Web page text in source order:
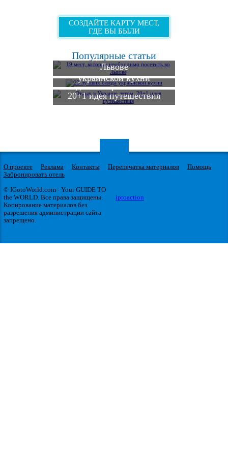
СОЗДАЙТЕ КАРТУ МЕСТ,
ГДЕ ВЫ БЫЛИ
Популярные статьи
необходимо посетить во
Львове
23 лучших блюда
украинской кухни
Отдых в Украине летом:
20+1 идея путешествия
О проекте Реклама Контакты Перепечатка материалов
Помощь
Забронировать отель
© IGotoWorld.com - Your GUIDE TO
the WORLD. Все права защищены.
Копирование материалов без
разрешения администрации сайта
запрещено.
iproaction